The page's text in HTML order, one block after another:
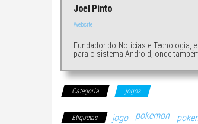
Joel Pinto
Website
Fundador do Noticias e
para o sistema Android, onde
Categoria jogos
Etiquetas jogo pokemon